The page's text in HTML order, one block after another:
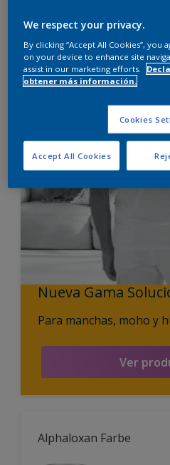
Comparar
Nueva Gama
Para manchas, moho y
Ver
Alphaloxan Farbe
We respect your privacy.
By clicking “Accept All Cookies”,
on your device to enhance site
assist in our marketing efforts.
obtener más información.
Cookies
Accept All Cookies